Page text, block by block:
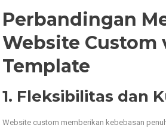
Perbandingan
Website Custom
Template
1. Fleksibilitas dan
Website custom memberikan kebebasan